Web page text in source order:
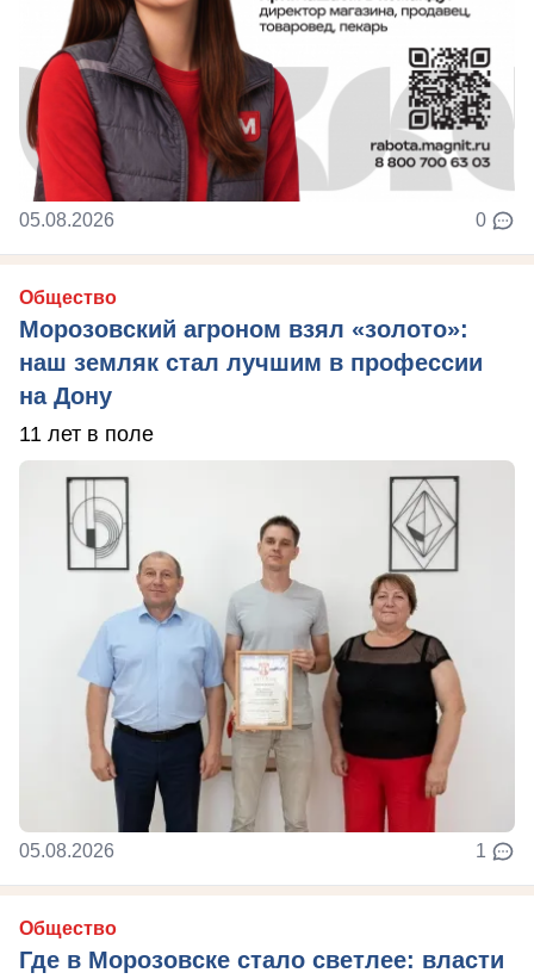
05.08.2026 0
Общество
Морозовский агроном взял «золото»:
наш земляк стал лучшим в профессии
на Дону
11 лет в поле
05.08.2026 1
Общество
Где в Морозовске стало светлее: власти